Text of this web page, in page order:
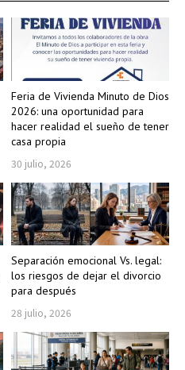
Feria de Vivienda Minuto de Dios
2026: una oportunidad para
hacer realidad el sueño de tener
casa propia
30 julio, 2026
Separación emocional Vs. legal:
los riesgos de dejar el divorcio
para después
28 julio, 2026